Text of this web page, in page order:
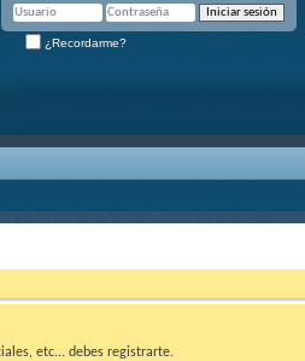
¿Recordarme?
etc... debes registrarte.